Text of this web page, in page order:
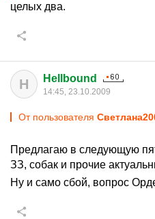
целых два.
H Hellbound
14:45, 23.10.2009
От пользователя
Предлагаю в следующую
ЗЗ, собак и прочие
Ну и само сбой, вопрос